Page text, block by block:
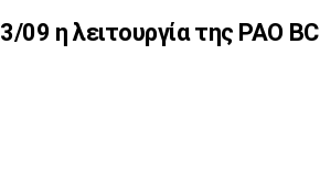
09 η λειτουργία της PAO BC